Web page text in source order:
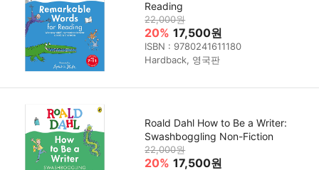
Reading
22,000원
20% 17,500원
ISBN : 9780241611180
Hardback, 영국판
Roald Dahl How to Be a Writer:
Swashboggling Non-Fiction
22,000원
20% 17,500원